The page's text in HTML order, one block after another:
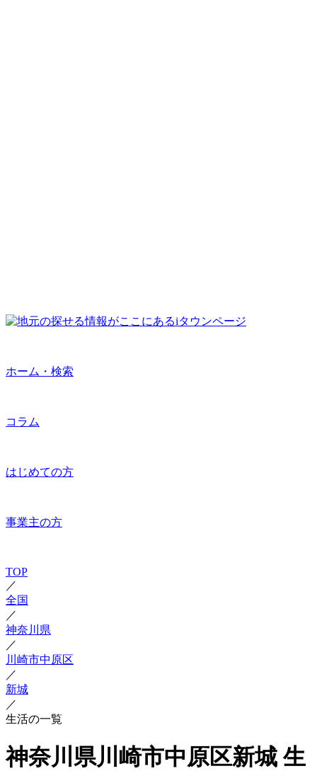
ホーム・検索
コラム
はじめての方
事業主の方
TOP
／
全国
／
神奈川県
／
川崎市中原区
／
新城
／
生活の一覧
神奈川県川崎市中原区新城 生